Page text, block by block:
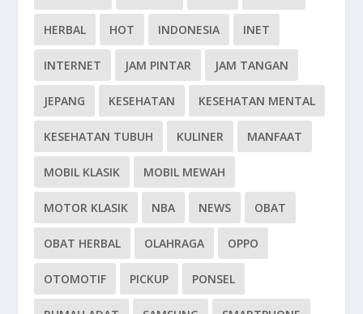
HERBAL HOT INDONESIA INET
INTERNET JAM PINTAR JAM TANGAN
JEPANG KESEHATAN KESEHATAN MENTAL
KESEHATAN TUBUH KULINER MANFAAT
MOBIL KLASIK MOBIL MEWAH
MOTOR KLASIK NBA NEWS OBAT
OBAT HERBAL OLAHRAGA OPPO
OTOMOTIF PICKUP PONSEL